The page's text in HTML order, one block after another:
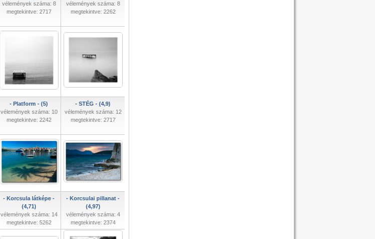
vélemények száma: 8
megtekintve: 2717
vélemények száma: 8
megtekintve: 2262
- Platform - (5)
vélemények száma: 10
megtekintve: 2242
- STÉG - (4,9)
vélemények száma: 12
megtekintve: 2717
- Korcsula látképe -
(4,71)
vélemények száma: 14
megtekintve: 5262
- Korcsulai pillanat -
(4,97)
vélemények száma: 4
megtekintve: 2374